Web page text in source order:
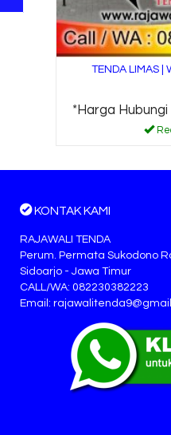
TENDA LIMAS |
*Harga Hubungi
KONTAK KAMI
RAJAWALI TENDA
Perum. Permata Sukodono
Sidoarjo - Jawa Timur
CALL/WA: 082230382223
Email: